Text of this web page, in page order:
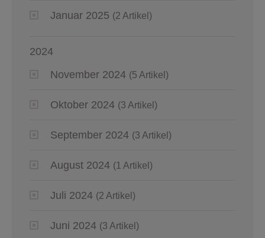
Januar 2025 (2 Artikel)
2024
November 2024 (5 Artikel)
Oktober 2024 (3 Artikel)
September 2024 (3 Artikel)
August 2024 (1 Artikel)
Juli 2024 (2 Artikel)
Juni 2024 (3 Artikel)